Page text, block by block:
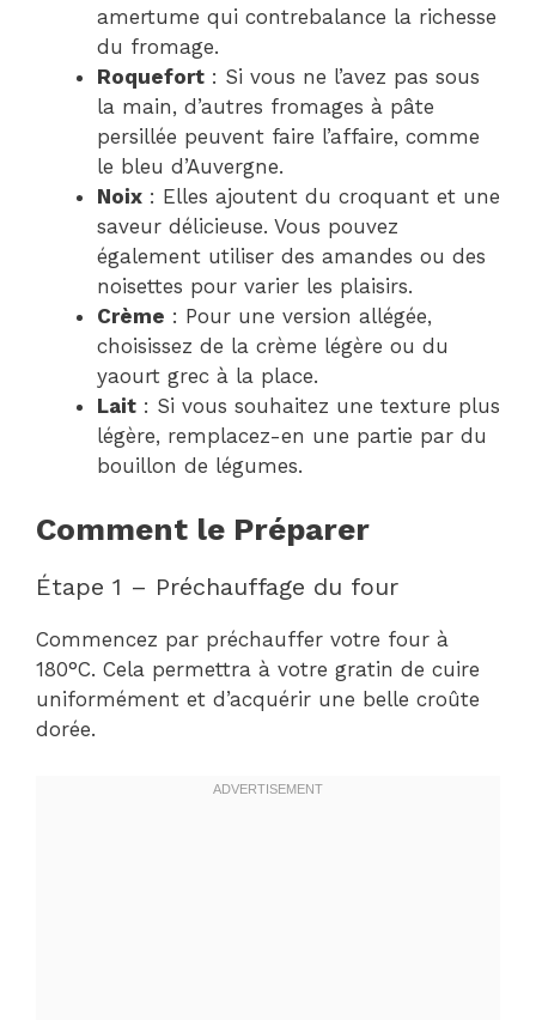
amertume qui contrebalance la richesse
du fromage.
Roquefort : Si vous ne l’avez pas sous
la main, d’autres fromages à pâte
persillée peuvent faire l’affaire, comme
le bleu d’Auvergne.
Noix : Elles ajoutent du croquant et une
saveur délicieuse. Vous pouvez
également utiliser des amandes ou des
noisettes pour varier les plaisirs.
Crème : Pour une version allégée,
choisissez de la crème légère ou du
yaourt grec à la place.
Lait : Si vous souhaitez une texture plus
légère, remplacez-en une partie par du
bouillon de légumes.
Comment le Préparer
Étape 1 – Préchauffage du four
Commencez par préchauffer votre four à
180°C. Cela permettra à votre gratin de cuire
uniformément et d’acquérir une belle croûte
dorée.